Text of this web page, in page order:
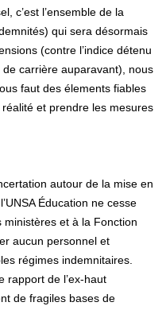
c’est l’ensemble de la
qui sera désormais
(contre l’indice détenu
carrière auparavant), nous
faut des élements fiables
et prendre les mesures
autour de la mise en
Éducation ne cesse
ministères et à la Fonction
aucun personnel et
régimes indemnitaires.
rapport de l’ex-haut
de fragiles bases de